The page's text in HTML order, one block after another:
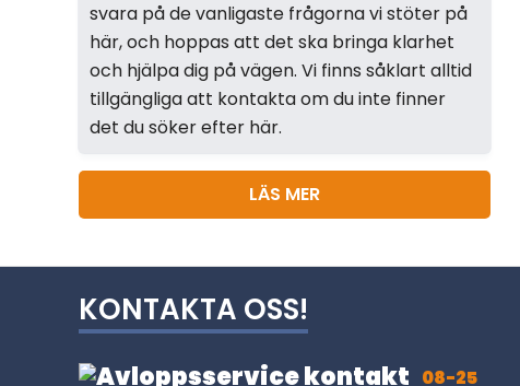
svara på de vanligaste frågorna vi stöter på
här, och hoppas att det ska bringa klarhet
och hjälpa dig på vägen. Vi finns såklart alltid
tillgängliga att kontakta om du inte finner
det du söker efter här.
LÄS MER
KONTAKTA OSS!
08-25